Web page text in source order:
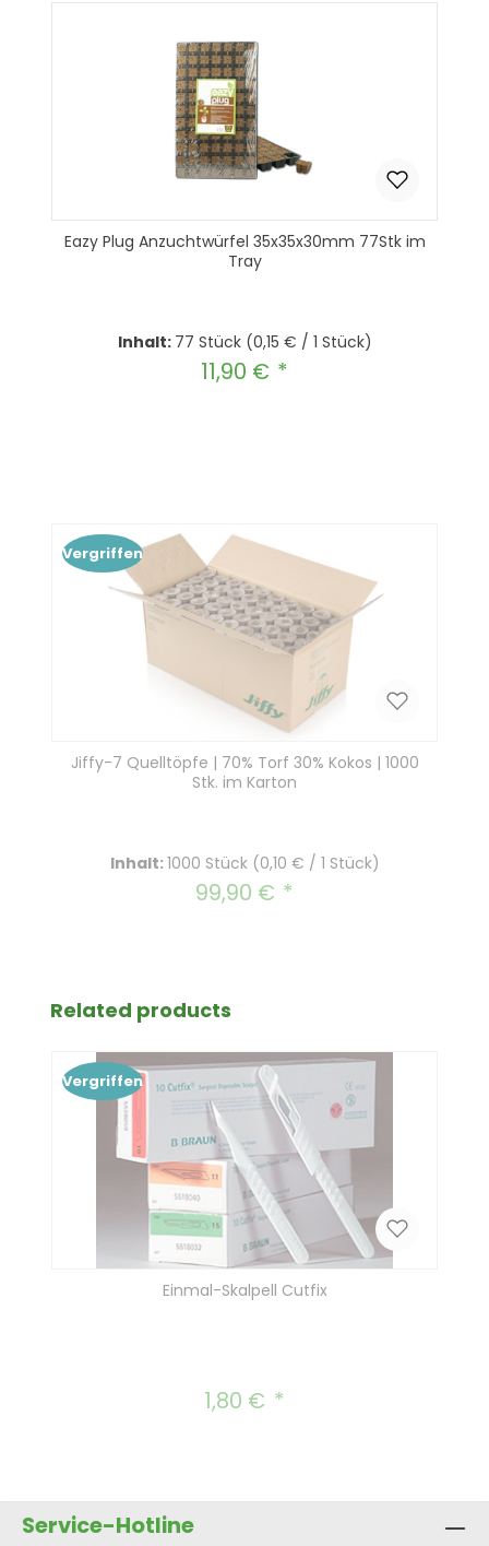
Eazy Plug Anzuchtwürfel 35x35x30mm 77Stk im
Tray
Inhalt: 77 Stück (0,15 € / 1 Stück)
Regulärer Preis:
11,90 €
Vergriffen
Jiffy-7 Quelltöpfe | 70% Torf 30% Kokos | 1000
Stk. im Karton
Inhalt:1000 Stück (0,10 € / 1 Stück)
Regulärer Preis:
99,90 €
Produktgalerie überspringen
Related products
Vergriffen
Einmal-Skalpell Cutfix
Regulärer Preis:
1,80 €
Service-Hotline